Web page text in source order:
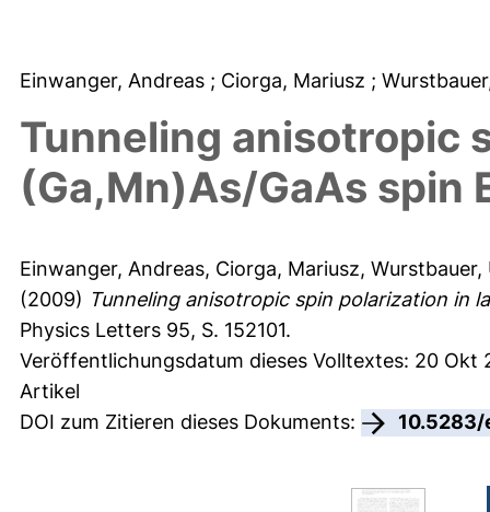
Einwanger, Andreas ; Ciorga, Mariusz ;
Tunneling anisotropic
(Ga,Mn)As/GaAs spin
Einwanger, Andreas, Ciorga, Mariusz, Wurstbauer,
(2009) Tunneling anisotropic spin polarization in
Physics Letters 95, S. 152101.
Veröffentlichungsdatum dieses Volltextes: 20 Okt
Artikel
DOI zum Zitieren dieses Dokuments:
10.5283/